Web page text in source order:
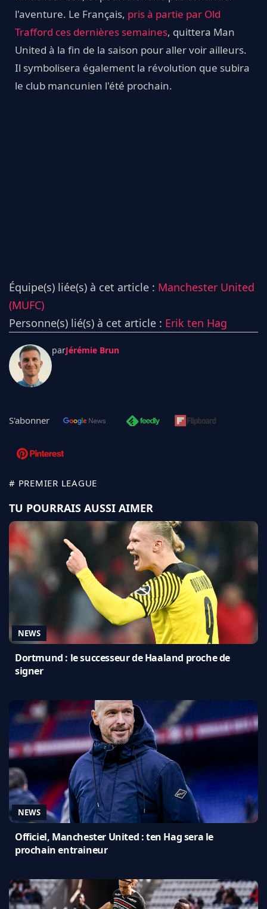
l'aventure. Le Français, pris à partie par Old
Trafford ces dernières semaines, quittera Man
United à la fin de la saison pour aller voir ailleurs.
Il symbolisera également la révolution que subira
le club mancunien l'été prochain.
Équipe(s) liée(s) à cet article : Manchester United
(MUFC)
Personne(s) lié(s) à cet article : Erik ten Hag
parJérémie Brun
S'abonner
# PREMIER LEAGUE
TU POURRAIS AUSSI AIMER
NEWS
Dortmund : le successeur de Haaland proche de
signer
NEWS
Officiel, Manchester United : ten Hag sera le
prochain entraineur